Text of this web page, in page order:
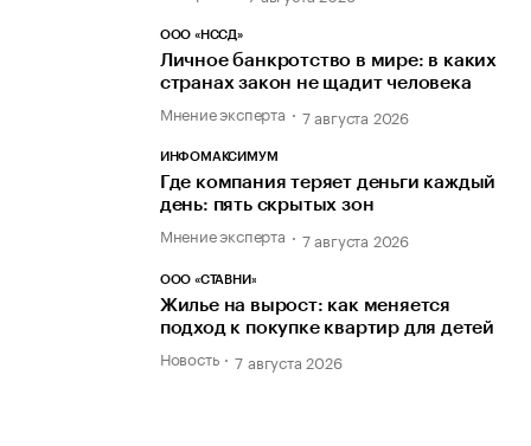
ООО «НССД»
Личное банкротство в мире: в каких
странах закон не щадит человека
Мнение эксперта 7 августа 2026
ИНФОМАКСИМУМ
Где компания теряет деньги каждый
день: пять скрытых зон
Мнение эксперта 7 августа 2026
ООО «СТАВНИ»
Жилье на вырост: как меняется
подход к покупке квартир для детей
Новость 7 августа 2026